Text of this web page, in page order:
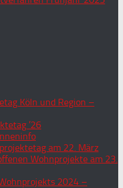
Köln und Region –
’26
am 22. März
Wohnprojekte am 23.
2024 –